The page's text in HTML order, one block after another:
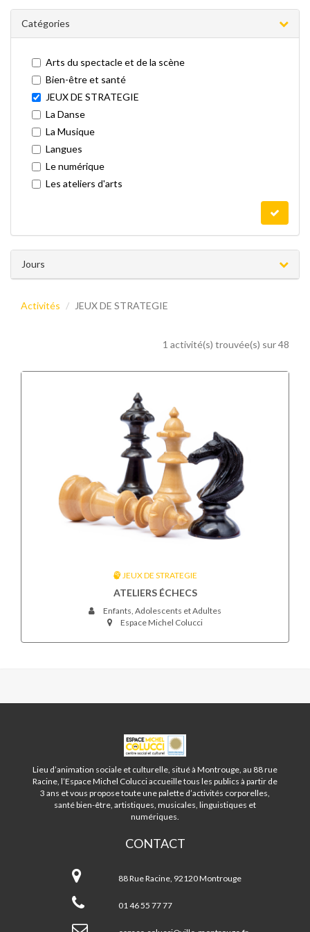
Catégories
Arts du spectacle et de la scène
Bien-être et santé
JEUX DE STRATEGIE
La Danse
La Musique
Langues
Le numérique
Les ateliers d'arts
Jours
Activités JEUX DE STRATEGIE
1 activité(s) trouvée(s) sur 48
JEUX DE STRATEGIE
ATELIERS ÉCHECS
Enfants, Adolescents et Adultes
Espace Michel Colucci
ESPACE
MICHEL
COLUCCI
-
MONTROUGE
Lieu d’animation sociale et culturelle, situé à Montrouge, au 88 rue
Racine, l’Espace Michel Colucci accueille tous les publics à partir de
3 ans et vous propose toute une palette d’activités corporelles,
santé bien-être, artistiques, musicales, linguistiques et
numériques.
CONTACT
Michel
Colucci
Montrouge
88 Rue Racine, 92120 Montrouge
01 46 55 77 77